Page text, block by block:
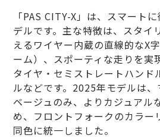
「PAS CITY-X」は、スマート
デルです。主な特徴は、スタイ
えるワイヤー内蔵の直線的なX
ーム）、スポーティな走りを実
タイヤ・セミストレートハンド
ルなどです。2025年モデルは
ベージュのみ、よりカジュアル
め、フロントフォークのカラー
同色に統一しました。